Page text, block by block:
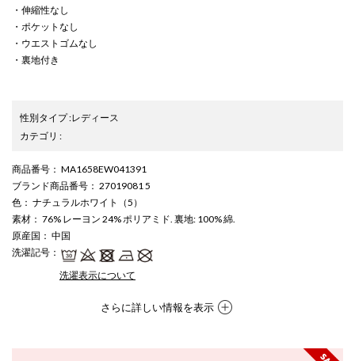
・伸縮性なし
・ポケットなし
・ウエストゴムなし
・裏地付き
性別タイプ:レディース
カテゴリ :
商品番号 ： MA1658EW041391
ブランド商品番号 ： 27019081 5
色 ： ナチュラルホワイト（5）
素材 ： 76% レーヨン 24% ポリアミド. 裏地: 100% 綿.
原産国 ： 中国
洗濯記号 ：
洗濯表示について
さらに詳しい情報を表示